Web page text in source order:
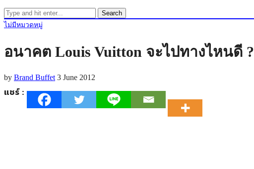
Search
ไม่มีหมวดหมู่
อนาคต Louis Vuitton จะไปทางไหนดี ?
by Brand Buffet 3 June 2012
แชร์ :